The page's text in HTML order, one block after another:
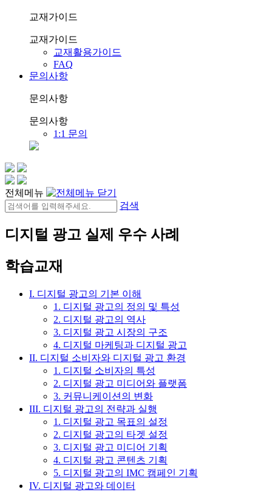
교재가이드
교재가이드
교재활용가이드
FAQ
문의사항
문의사항
문의사항
1:1 문의
전체메뉴
검색
디지털 광고 실제 우수 사례
학습교재
I. 디지털 광고의 기본 이해
1. 디지털 광고의 정의 및 특성
2. 디지털 광고의 역사
3. 디지털 광고 시장의 구조
4. 디지털 마케팅과 디지털 광고
II. 디지털 소비자와 디지털 광고 환경
1. 디지털 소비자의 특성
2. 디지털 광고 미디어와 플랫폼
3. 커뮤니케이션의 변화
III. 디지털 광고의 전략과 실행
1. 디지털 광고 목표의 설정
2. 디지털 광고의 타겟 설정
3. 디지털 광고 미디어 기획
4. 디지털 광고 콘텐츠 기획
5. 디지털 광고의 IMC 캠페인 기획
IV. 디지털 광고와 데이터